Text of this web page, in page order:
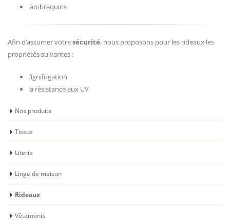
lambrequins
Afin d’assumer votresécurité, nous proposons pour les rideaux les
propriétés suivantes :
l’ignifugation
la résistance aux UV
Nos produits
Tissus
Literie
Linge de maison
Rideaux
Vêtements